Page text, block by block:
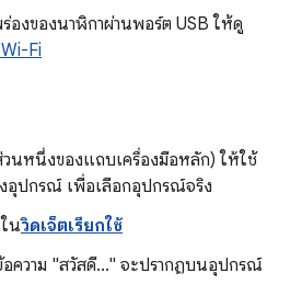
องของนาฬิกาผ่านพอร์ต USB ให้ดู
Fi
นหนึ่งของแถบเครื่องมือหลัก) ให้ใช้
อุปกรณ์ เพื่อเลือกอุปกรณ์จริง
ในวิดเจ็ตเรียกใช้
ความ "สวัสดี..." จะปรากฏบนอุปกรณ์